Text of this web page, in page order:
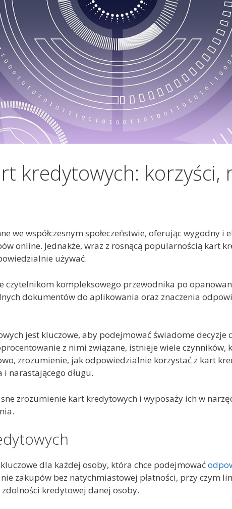
kredytowych: korzyści,
we współczesnym społeczeństwie, oferując wygodny
online. Jednakże, wraz z rosnącą popularnością kart
używać.
czytelnikom kompleksowego przewodnika po
dokumentów do aplikowania oraz znaczenia
jest kluczowe, aby podejmować świadome decyzje
z nimi związane, istnieje wiele czynników,
zrozumienie, jak odpowiedzialnie korzystać z kart
narastającego długu.
zrozumienie kart kredytowych i wyposaży ich w
dla każdej osoby, która chce podejmować
zakupów bez natychmiastowej płatności, przy czym
kredytowej danej osoby.